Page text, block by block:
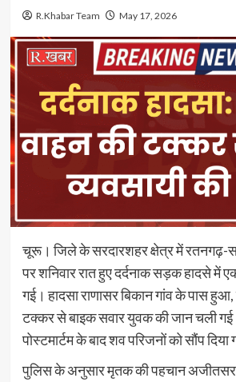
R.Khabar Team May 17, 2026
चूरू। जिले के सरदारशहर क्षेत्र में रतनगढ़-
पर शनिवार रात हुए दर्दनाक सड़क हादसे में
गई। हादसा राणासर बिकान गांव के पास हुआ,
टक्कर से बाइक सवार युवक की जान चली
पोस्टमार्टम के बाद शव परिजनों को सौंप दिया
पुलिस के अनुसार मृतक की पहचान अजीतसर